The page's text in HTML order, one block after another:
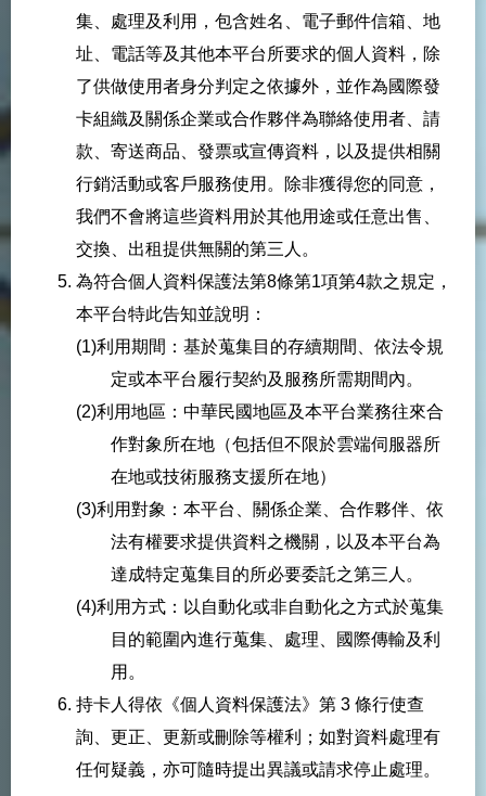
集、處理及利用，包含姓名、電子郵件信箱、地
址、電話等及其他本平台所要求的個人資料，除
了供做使用者身分判定之依據外，並作為國際發
卡組織及關係企業或合作夥伴為聯絡使用者、請
款、寄送商品、發票或宣傳資料，以及提供相關
行銷活動或客戶服務使用。除非獲得您的同意，
我們不會將這些資料用於其他用途或任意出售、
交換、出租提供無關的第三人。
為符合個人資料保護法第8條第1項第4款之規定，
本平台特此告知並說明：
(1)利用期間：基於蒐集目的存續期間、依法令規
定或本平台履行契約及服務所需期間內。
(2)利用地區：中華民國地區及本平台業務往來合
作對象所在地（包括但不限於雲端伺服器所
在地或技術服務支援所在地）
(3)利用對象：本平台、關係企業、合作夥伴、依
法有權要求提供資料之機關，以及本平台為
達成特定蒐集目的所必要委託之第三人。
(4)利用方式：以自動化或非自動化之方式於蒐集
目的範圍內進行蒐集、處理、國際傳輸及利
用。
持卡人得依《個人資料保護法》第 3 條行使查
詢、更正、更新或刪除等權利；如對資料處理有
任何疑義，亦可隨時提出異議或請求停止處理。